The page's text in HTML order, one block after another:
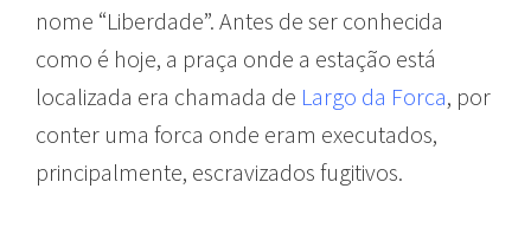
nome “Liberdade”. Antes de ser conhecida
como é hoje, a praça onde a estação está
localizada era chamada de Largo da Forca, por
conter uma forca onde eram executados,
principalmente, escravizados fugitivos.